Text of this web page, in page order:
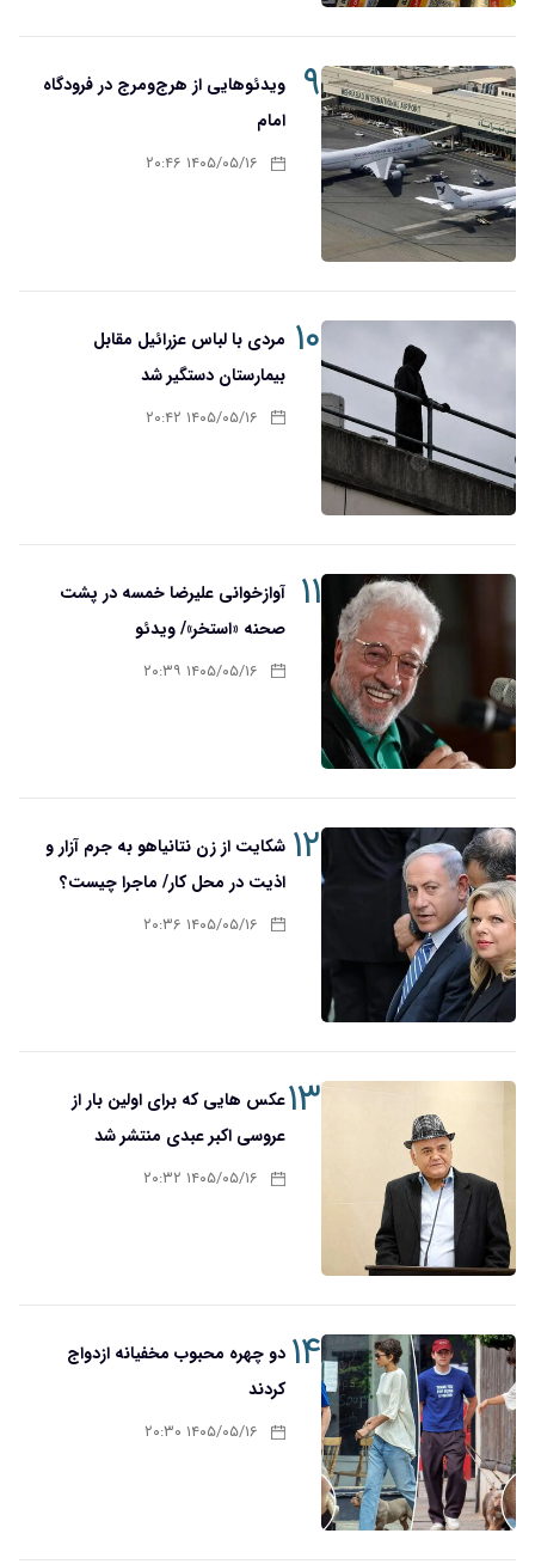
۹
ویدئوهایی از هرج‌ومرج در فرودگاه
امام
۱۴۰۵/۰۵/۱۶ ۲۰:۴۶
۱۰ مردی با لباس عزرائیل مقابل
بیمارستان دستگیر شد
۱۴۰۵/۰۵/۱۶ ۲۰:۴۲
۱۱
آوازخوانی علیرضا خمسه در پشت
صحنه «استخر»/ ویدئو
۱۴۰۵/۰۵/۱۶ ۲۰:۳۹
۱۲ شکایت از زن نتانیاهو به جرم آزار و
اذیت در محل کار/ ماجرا چیست؟
۱۴۰۵/۰۵/۱۶ ۲۰:۳۶
۱۳عکس هایی که برای اولین بار از
عروسی اکبر عبدی منتشر شد
۱۴۰۵/۰۵/۱۶ ۲۰:۳۲
۱۴ دو چهره محبوب مخفیانه ازدواج
کردند
۱۴۰۵/۰۵/۱۶ ۲۰:۳۰